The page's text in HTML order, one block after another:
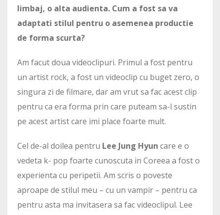
limbaj, o alta audienta. Cum a fost sa va
adaptati stilul pentru o asemenea productie
de forma scurta?
Am facut doua videoclipuri. Primul a fost pentru
un artist rock, a fost un videoclip cu buget zero, o
singura zi de filmare, dar am vrut sa fac acest clip
pentru ca era forma prin care puteam sa-l sustin
pe acest artist care imi place foarte mult.
Cel de-al doilea pentru Lee Jung Hyun care e o
vedeta k- pop foarte cunoscuta in Coreea a fost o
experienta cu peripetii. Am scris o poveste
aproape de stilul meu – cu un vampir – pentru ca
pentru asta ma invitasera sa fac videoclipul. Lee